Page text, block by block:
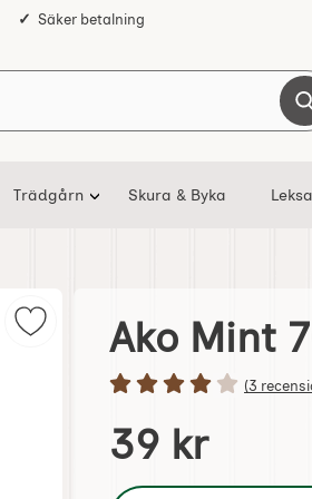
Säker betalning
Trädgårn Skura & Byka
Markera ako Mint 70 gram som
Ako Mint
Betyg: 4
(3
Handla denna produkt
pris
39 kr